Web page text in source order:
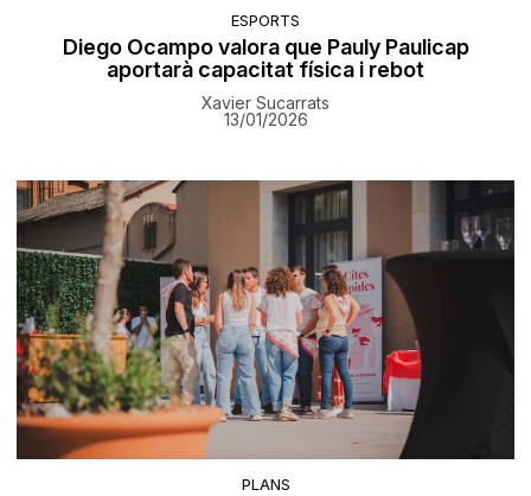
ESPORTS
Diego Ocampo valora que Pauly Paulicap
aportarà capacitat física i rebot
Xavier Sucarrats
13/01/2026
PLANS